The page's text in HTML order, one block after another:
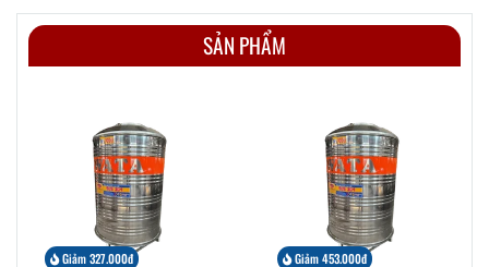
SẢN PHẨM
Giảm 327.000đ Giảm 453.000đ